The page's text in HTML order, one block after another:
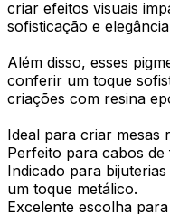
criar efeitos visuais
sofisticação e
Além disso, esses
conferir um toque
criações com resina
Ideal para criar mesas
Perfeito para cabos
Indicado para
um toque metálico.
Excelente escolha